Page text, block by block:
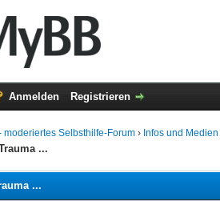
Anmelden Registrieren
moderiertes Selbsthilfe-Forum › Infos und Medien
...
...